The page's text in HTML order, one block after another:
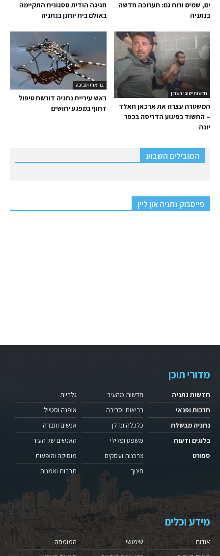
חגיגה הודית ססגונית התקיימה
באולם בית יוחנן בנתניה
ים, שמים ורוח גם: תערוכה חדשה
בנתניה
בריאות וסביבה
ראש עיריית נתניה דורשת טיפול
דחוף במפגע יתושים
חדשות ישובי השרון
המשטרה עצרה את ארכאן חאלד
– החשוד בפיגוע הדריסה בכפר
יונה
המובילים השבוע
פייסבוק נתניה און ליין
מדורי תוכן
חדשות נתניה
תרבות ופנאי
נתניה מבשלת
בלוגים ודעות
ספורט
חדשות מהעיר
בריאות וסביבה
כלכלה ונדלן
משפט ופלילי
צרכנות ועסקים
חינוך
גלריות
אופנה וסטייל
אנשים וחברה
האנשים של העיר
מוסיקה והופעות
תרבות ואמנות
מידע וכלים
אודות
שימושי
המומחה